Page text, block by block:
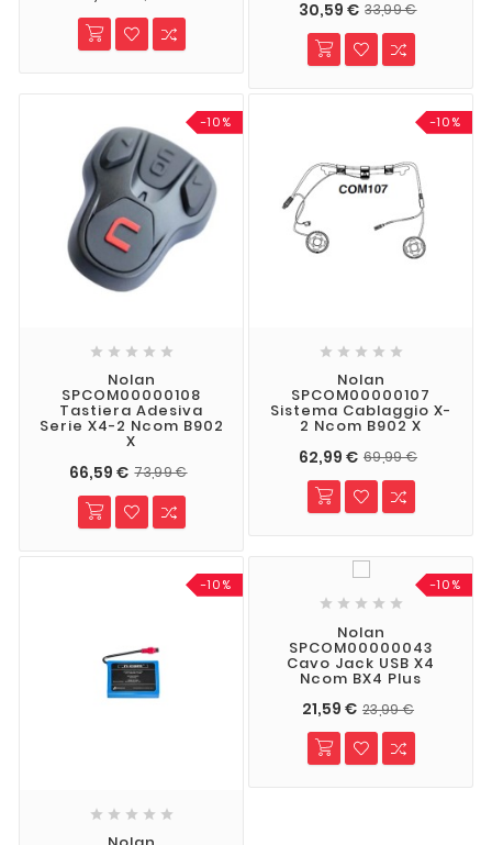
30,59 € 33,99 €
-10%
    
Nolan
SPCOM00000108
Tastiera Adesiva
Serie X4-2 Ncom B902
X
66,59 € 73,99 €
-10%
    
Nolan
SPCOM00000107
Sistema Cablaggio X-
2 Ncom B902 X
62,99 € 69,99 €
-10%
    
-10%
    
Nolan
SPCOM00000043
Cavo Jack USB X4
Ncom BX4 Plus
21,59 € 23,99 €